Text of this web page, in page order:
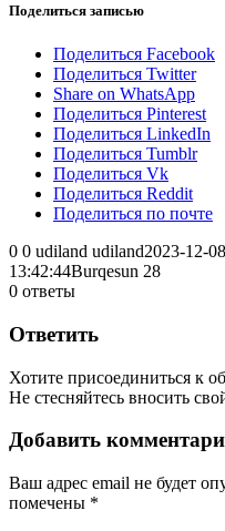
Поделиться записью
Поделиться Facebook
Поделиться Twitter
Share on WhatsApp
Поделиться Pinterest
Поделиться LinkedIn
Поделиться Tumblr
Поделиться Vk
Поделиться Reddit
Поделиться по почте
0 0 udiland udiland2023-12-
13:42:44Burqesun 28
0 ответы
Ответить
Хотите присоединиться к
Не стесняйтесь вносить
Добавить
Ваш адрес email не будет
помечены *